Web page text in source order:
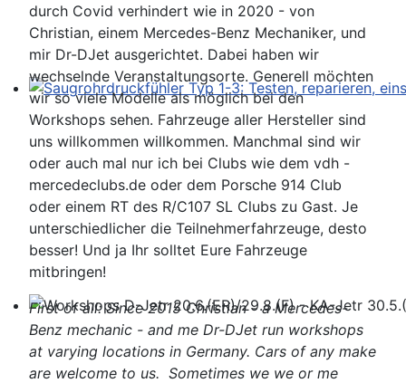
Saugrohrdruckfühler Typ 1-3: Testen, reparieren,
Workshops D-Jetr 20.6.(ER)/29.8.(F) - KA-Jetr
durch Covid verhindert wie in 2020 - von
Christian, einem Mercedes-Benz Mechaniker, und
mir Dr-DJet ausgerichtet. Dabei haben wir
wechselnde Veranstaltungsorte. Generell möchten
wir so viele Modelle als möglich bei den
Workshops sehen. Fahrzeuge aller Hersteller sind
uns willkommen willkommen. Manchmal sind wir
oder auch mal nur ich bei Clubs wie dem vdh -
mercedeclubs.de oder dem Porsche 914 Club
oder einem RT des R/C107 SL Clubs zu Gast. Je
unterschiedlicher die Teilnehmerfahrzeuge, desto
besser! Und ja Ihr solltet Eure Fahrzeuge
mitbringen!
First of all: Since 2015 Christian - a Mercedes-
Benz mechanic - and me Dr-DJet run workshops
at varying locations in Germany. Cars of any make
are welcome to us. Sometimes we we or me